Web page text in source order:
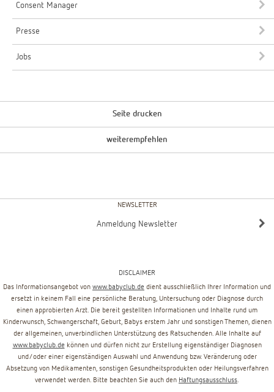
Consent Manager
Presse
Jobs
Seite drucken
weiterempfehlen
NEWSLETTER
Anmeldung Newsletter
DISCLAIMER
Das Informationsangebot von www.babyclub.de dient ausschließlich Ihrer Information und
ersetzt in keinem Fall eine persönliche Beratung, Untersuchung oder Diagnose durch
einen approbierten Arzt. Die bereit gestellten Informationen und Inhalte rund um
Kinderwunsch, Schwangerschaft, Geburt, Babys erstem Jahr und sonstigen Themen, dienen
der allgemeinen, unverbindlichen Unterstützung des Ratsuchenden. Alle Inhalte auf
www.babyclub.de können und dürfen nicht zur Erstellung eigenständiger Diagnosen
und/oder einer eigenständigen Auswahl und Anwendung bzw. Veränderung oder
Absetzung von Medikamenten, sonstigen Gesundheitsprodukten oder Heilungsverfahren
verwendet werden. Bitte beachten Sie auch den Haftungsausschluss.